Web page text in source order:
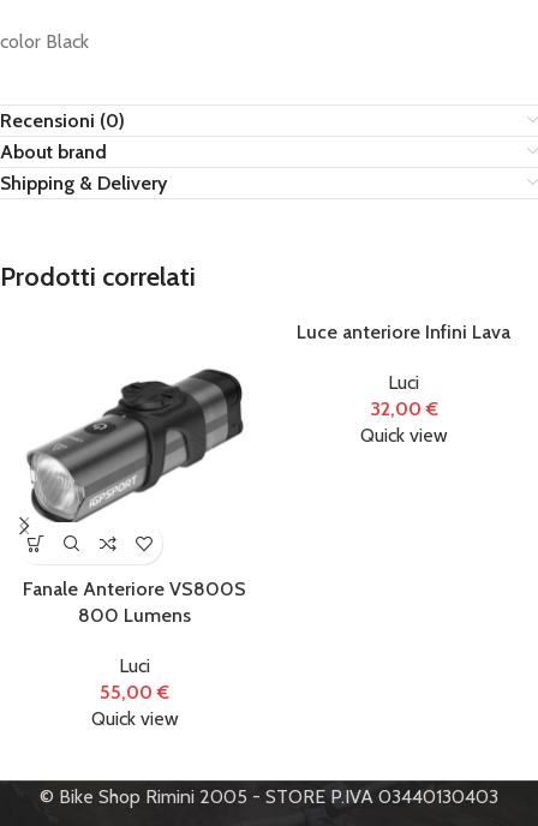
color Black
Recensioni (0)
About brand
Shipping & Delivery
Prodotti correlati
Fanale Anteriore VS800S
800 Lumens
Luci
55,00€
Quick view
Luce anteriore Infini Lava
Luci
32,00€
Quick view
© Bike Shop Rimini 2005 - STORE P.IVA 03440130403